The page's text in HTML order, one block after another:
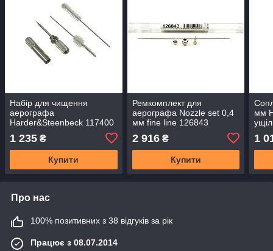
Набір для чищення
аерографа
Harder&Steenbeck 117400
1 235 ₴
Купити
Ремкомплект для
аерографа Nozzle set 0,4
мм fine line 126843
2 916₴
Купити
мм
1
Про нас
100% позитивних з 38 відгуків за рік
Працює з 08.07.2014